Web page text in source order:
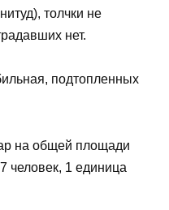
толчки не
нет.
подтопленных
на общей площади
человек, 1 единица